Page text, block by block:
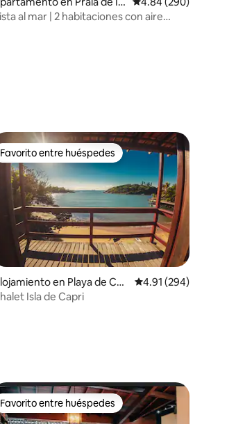
4.91 de 5, 159 reseñas
al mar | 2 habitaciones con aire
5.0 de 5, 15 reseñas
Favorito entre huéspedes
Favorito entre huéspedes
en Playa de Cos
Calificación promedio:
4.91 (294)
Isla de Capri
Favorito entre huéspedes
Favorito entre huéspedes